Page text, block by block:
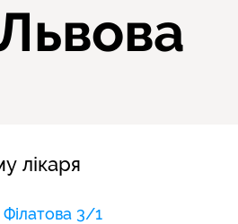
лікаря
Філатова 3/1